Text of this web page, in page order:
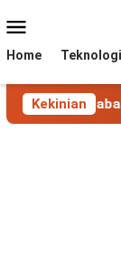
to
Menu
Home Teknologi
Kekinian
Geolokasi